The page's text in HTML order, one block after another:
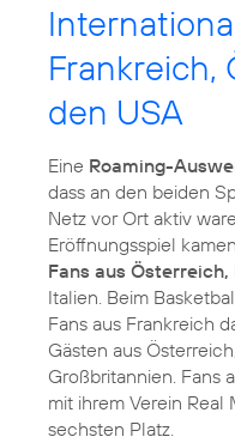
Frankreich,
den USA
Eine Roaming-
dass an den beiden
Netz vor Ort aktiv
Eröffnungsspiel kamen
Fans aus
Italien. Beim
Fans aus Frankreich
Gästen aus
Großbritannien. Fans
mit ihrem Verein
sechsten Platz.